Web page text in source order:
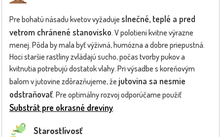
Pre bohatú násadu kvetov vyžaduje slnečné, teplé a pred
vetrom chránené stanovisko. V polotieni kvitne výrazne
menej. Pôda by mala byť výživná, humózna a dobre priepustná.
Hoci staršie rastliny zvládajú sucho, počas tvorby pukov a
kvitnutia potrebujú dostatok vlahy. Pri výsadbe s koreňovým
balom v jutovine zdôrazňujeme, že jutovina sa nesmie
odstraňovať. Pre optimálny rozvoj odporúčame použiť
Substrát pre okrasné dreviny.
Starostlivosť